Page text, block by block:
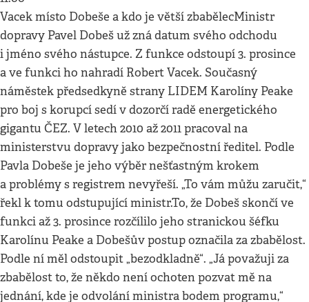
Vacek místo Dobeše a kdo je větší zbabělecMinistr
dopravy Pavel Dobeš už zná datum svého odchodu
i jméno svého nástupce. Z funkce odstoupí 3. prosince
a ve funkci ho nahradí Robert Vacek. Současný
náměstek předsedkyně strany LIDEM Karolíny Peake
pro boj s korupcí sedí v dozorčí radě energetického
gigantu ČEZ. V letech 2010 až 2011 pracoval na
ministerstvu dopravy jako bezpečnostní ředitel. Podle
Pavla Dobeše je jeho výběr nešťastným krokem
a problémy s registrem nevyřeší. „To vám můžu zaručit,“
řekl k tomu odstupující ministr.To, že Dobeš skončí ve
funkci až 3. prosince rozčílilo jeho stranickou šéfku
Karolínu Peake a Dobešův postup označila za zbabělost.
Podle ní měl odstoupit „bezodkladně“. „Já považuji za
zbabělost to, že někdo není ochoten pozvat mě na
jednání, kde je odvolání ministra bodem programu,“